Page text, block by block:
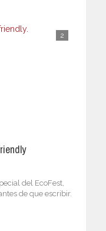
2
del EcoFest,
de que escribir.